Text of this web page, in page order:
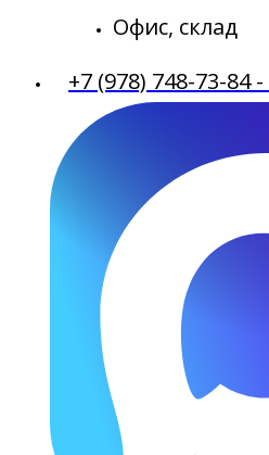
Офис, склад
+7 (978) 748-73-84